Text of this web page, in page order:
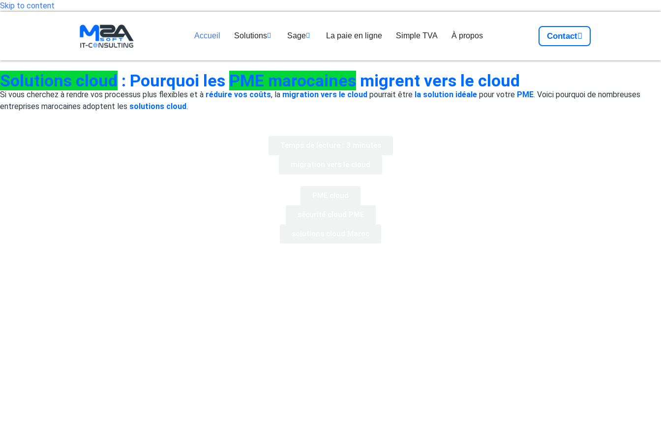
Skip to content
Accueil Solutions Sage La paie en ligne Simple TVA À propos Contact
Solutions cloud : Pourquoi les PME marocaines migrent vers le cloud
Si vous cherchez à rendre vos processus plus flexibles et à réduire vos coûts, la migration vers le cloud pourrait être la solution idéale pour votre PME. Voici pourquoi de nombreuses
entreprises marocaines adoptent les solutions cloud.